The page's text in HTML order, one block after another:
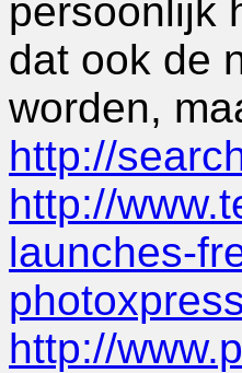
persoonlijk
dat ook de
worden,
http://
http://
launches-
http://